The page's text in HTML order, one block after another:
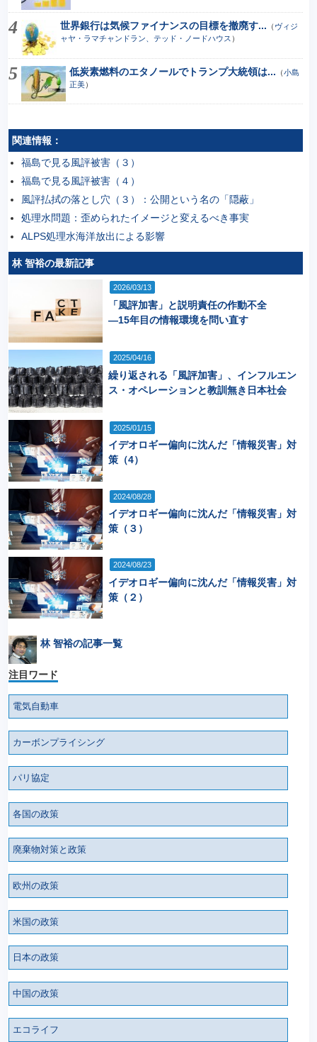
世界銀行は気候ファイナンスの目標を撤廃す... （ ヴィジ
ャヤ・ラマチャンドラン、テッド・ノードハウス ）
低炭素燃料のエタノールでトランプ大統領は... （小島
正美）
関連情報：
福島で見る風評被害（３）
福島で見る風評被害（４）
風評払拭の落とし穴（３）：公開という名の「隠蔽」
処理水問題：歪められたイメージと変えるべき事実
ALPS処理水海洋放出による影響
林 智裕の最新記事
2026/03/13
「風評加害」と説明責任の作動不全
―15年目の情報環境を問い直す
2025/04/16
繰り返される「風評加害」、インフルエン
ス・オペレーションと教訓無き日本社会
2025/01/15
イデオロギー偏向に沈んだ「情報災害」対
策（4）
2024/08/28
イデオロギー偏向に沈んだ「情報災害」対
策（３）
2024/08/23
イデオロギー偏向に沈んだ「情報災害」対
策（２）
林 智裕の記事一覧
注目ワード
電気自動車
カーボンプライシング
パリ協定
各国の政策
廃棄物対策と政策
欧州の政策
米国の政策
日本の政策
中国の政策
エコライフ